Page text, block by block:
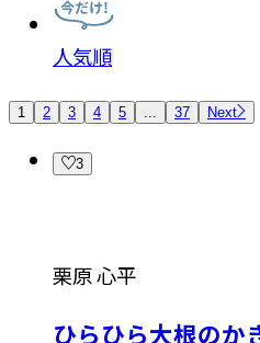
人気順
1 2 3 4 5 37 Next
3
栗原 心平
ひらひら大根のか